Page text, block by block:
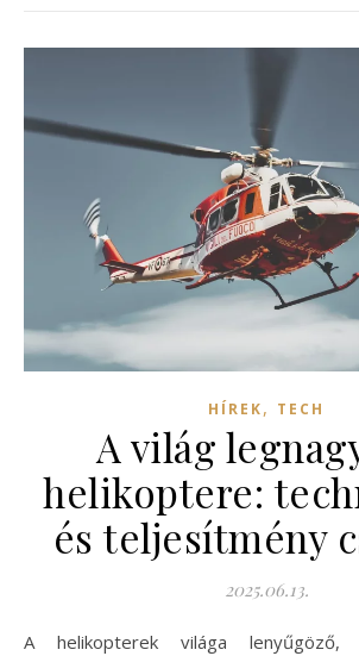
HÍREK, TECH
A világ
helikoptere:
és teljesítmény
2025.06.13.
A helikopterek világa lenyűgöző, hiszen ezek a